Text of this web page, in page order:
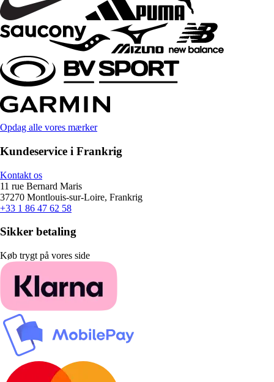
Opdag alle vores mærker
Kundeservice i Frankrig
Kontakt os
11 rue Bernard Maris
37270 Montlouis-sur-Loire, Frankrig
+33 1 86 47 62 58
Sikker betaling
Køb trygt på vores side